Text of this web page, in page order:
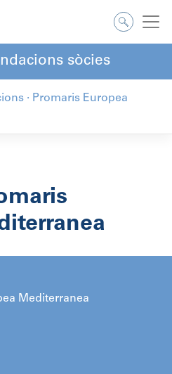
sòcies
· Promaris Europea
Mediterranea